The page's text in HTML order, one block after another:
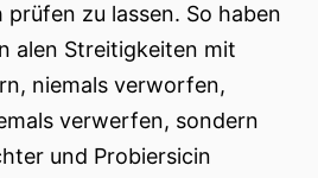
prüfen zu lassen. So haben
alen Streitigkeiten mit
niemals verworfen,
verwerfen, sondern
und Probiersicin